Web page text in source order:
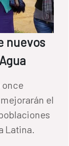
nuevos
once
el
Latina.